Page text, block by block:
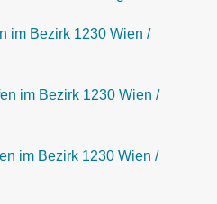
im Bezirk 1230 Wien /
im Bezirk 1230 Wien /
im Bezirk 1230 Wien /